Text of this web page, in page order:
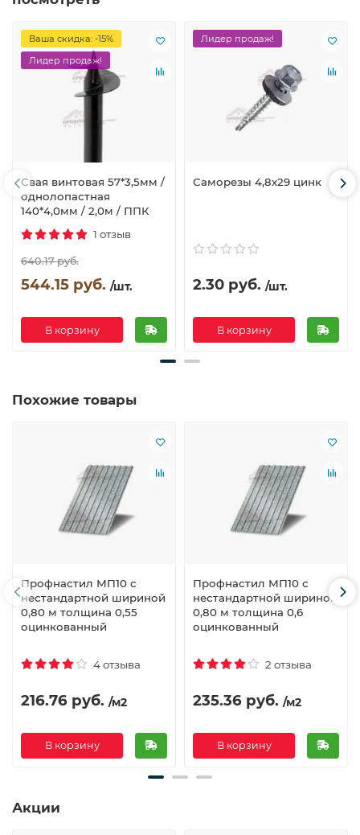
Ваша скидка: -15%
Лидер продаж!
Свая винтовая 57*3,5мм /
однолопастная
140*4,0мм / 2,0м / ППК
1 отзыв
640.17 руб.
544.15 руб. /шт.
В корзину
Лидер продаж!
Саморезы 4,8х29 цинк
2.30 руб. /шт.
В корзину
Похожие товары
Профнастил МП10 с
нестандартной шириной
0,80 м толщина 0,55
оцинкованный
4 отзыва
216.76 руб. /м2
В корзину
Профнастил МП10 с
нестандартной шириной
0,80 м толщина 0,6
оцинкованный
2 отзыва
235.36 руб. /м2
В корзину
Акции